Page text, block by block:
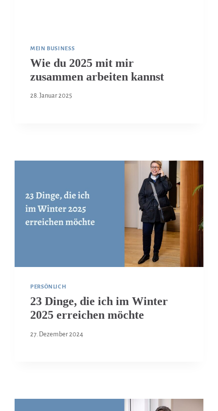
MEIN BUSINESS
Wie du 2025 mit mir
zusammen arbeiten kannst
28. Januar 2025
PERSÖNLICH
23 Dinge, die ich im Winter
2025 erreichen möchte
27. Dezember 2024